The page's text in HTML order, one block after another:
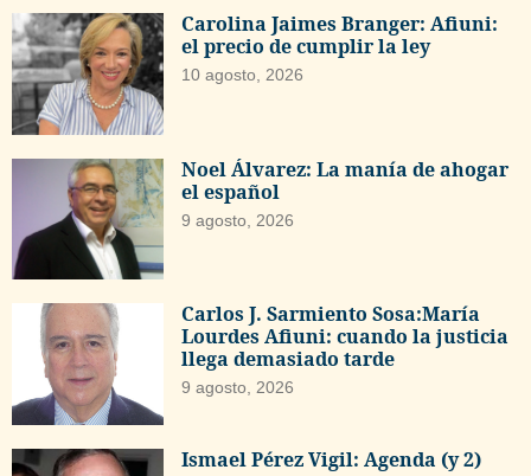
Carolina Jaimes Branger: Afiuni:
el precio de cumplir la ley
10 agosto, 2026
Noel Álvarez: La manía de ahogar
el español
9 agosto, 2026
Carlos J. Sarmiento Sosa:María
Lourdes Afiuni: cuando la justicia
llega demasiado tarde
9 agosto, 2026
Ismael Pérez Vigil: Agenda (y 2)